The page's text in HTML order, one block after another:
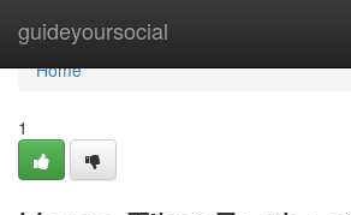
guideyoursocial
Home
Home
1